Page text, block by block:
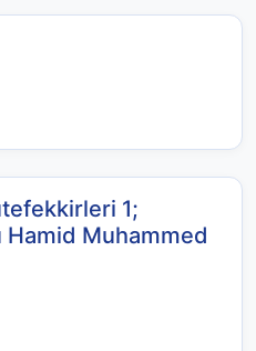
1;
Hamid Muhammed